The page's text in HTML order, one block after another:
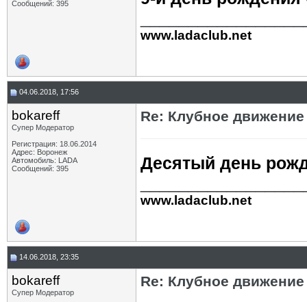
Сообщений: 395
www.ladaclub.net
04.06.2018, 17:56
bokareff
Супер Модератор
Регистрация: 18.06.2014
Адрес: Воронеж
Автомобиль: LADA
Сообщений: 395
Re: Клубное движение
Десятый день
www.ladaclub.net
14.06.2018, 23:35
bokareff
Супер Модератор
Re: Клубное движение